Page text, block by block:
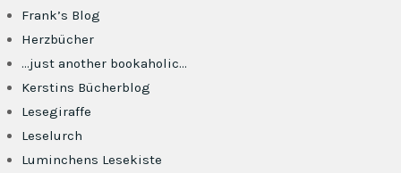
Frank’s Blog
Herzbücher
…just another bookaholic…
Kerstins Bücherblog
Lesegiraffe
Leselurch
Luminchens Lesekiste